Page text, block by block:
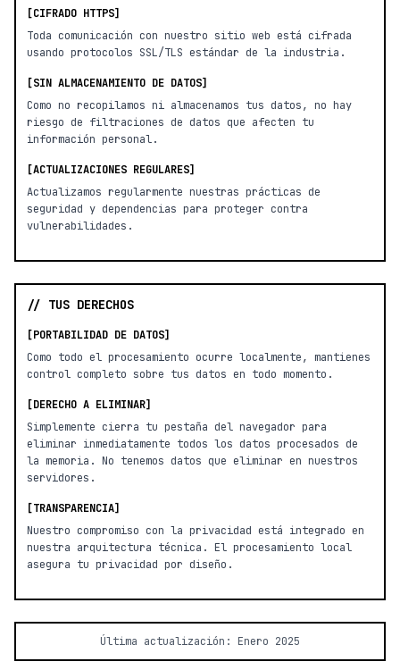
[CIFRADO HTTPS]
Toda comunicación con nuestro sitio web está cifrada
usando protocolos SSL/TLS estándar de la industria.
[SIN ALMACENAMIENTO DE DATOS]
Como no recopilamos ni almacenamos tus datos, no hay
riesgo de filtraciones de datos que afecten tu
información personal.
[ACTUALIZACIONES REGULARES]
Actualizamos regularmente nuestras prácticas de
seguridad y dependencias para proteger contra
vulnerabilidades.
// TUS DERECHOS
[PORTABILIDAD DE DATOS]
Como todo el procesamiento ocurre localmente, mantienes
control completo sobre tus datos en todo momento.
[DERECHO A ELIMINAR]
Simplemente cierra tu pestaña del navegador para
eliminar inmediatamente todos los datos procesados de
la memoria. No tenemos datos que eliminar en nuestros
servidores.
[TRANSPARENCIA]
Nuestro compromiso con la privacidad está integrado en
nuestra arquitectura técnica. El procesamiento local
asegura tu privacidad por diseño.
Última actualización: Enero 2025